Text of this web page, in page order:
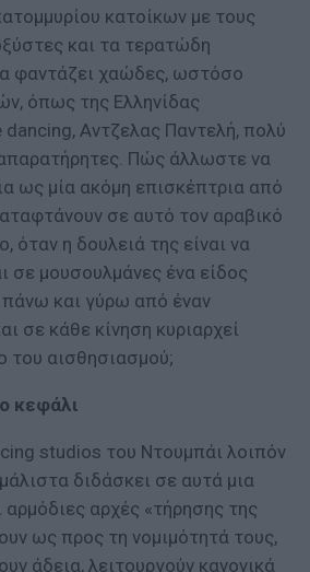
κατοίκων με τους
και τα τερατώδη
φαντάζει χαώδες, ωστόσο
όπως της Ελληνίδας
Αντζελας Παντελή, πολύ
Πώς άλλωστε να
ως μία ακόμη επισκέπτρια από
σε αυτό τον αραβικό
όταν η δουλειά της είναι να
σε μουσουλμάνες ένα είδος
πάνω και γύρω από έναν
σε κάθε κίνηση κυριαρχεί
του αισθησιασμού;
κεφάλι
studios του Ντουμπάι λοιπόν
διδάσκει σε αυτά μια
αρμόδιες αρχές «τήρησης της
ως προς τη νομιμότητά τους,
άδεια, λειτουργούν κανονικά